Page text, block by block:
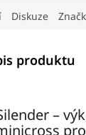
Diskuze
produktu
–